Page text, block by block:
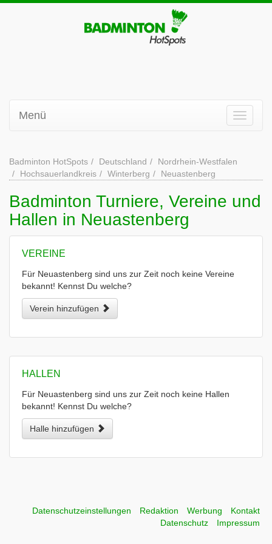
Menü
Badminton HotSpots Deutschland
Nordrhein-Westfalen
Hochsauerlandkreis
Winterberg Neuastenberg
Badminton Turniere, Vereine und
Hallen in Neuastenberg
VEREINE
Für Neuastenberg sind uns zur Zeit noch keine Vereine
bekannt! Kennst Du welche?
Verein hinzufügen
HALLEN
Für Neuastenberg sind uns zur Zeit noch keine Hallen
bekannt! Kennst Du welche?
Halle hinzufügen
Datenschutzeinstellungen Redaktion Werbung
Kontakt
Datenschutz
Impressum